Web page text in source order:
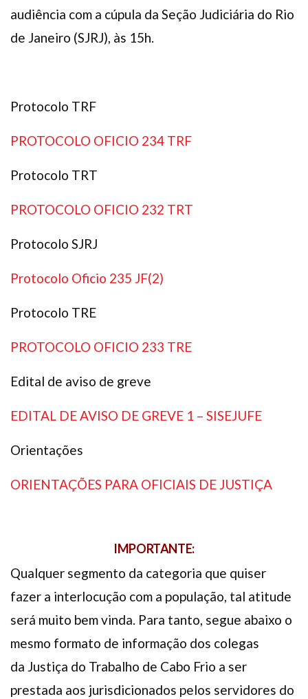
audiência com a cúpula da Seção Judiciária do Rio
de Janeiro (SJRJ), às 15h.
Protocolo TRF
PROTOCOLO OFICIO 234 TRF
Protocolo TRT
PROTOCOLO OFICIO 232 TRT
Protocolo SJRJ
Protocolo Oficio 235 JF(2)
Protocolo TRE
PROTOCOLO OFICIO 233 TRE
Edital de aviso de greve
EDITAL DE AVISO DE GREVE 1 – SISEJUFE
Orientações
ORIENTAÇÕES PARA OFICIAIS DE JUSTIÇA
IMPORTANTE:
Qualquer segmento da categoria que quiser
fazer a interlocução com a população, tal atitude
será muito bem vinda. Para tanto, segue abaixo o
mesmo formato de informação dos colegas
da Justiça do Trabalho de Cabo Frio a ser
prestada aos jurisdicionados pelos servidores do